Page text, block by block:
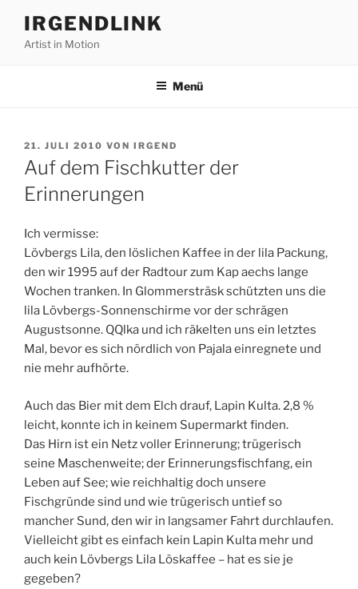
Inhalt
springen
IRGENDLINK
Artist in Motion
Menü
VERÖFFENTLICHT
AM
21. JULI 2010 VON IRGEND
Auf dem Fischkutter der
Erinnerungen
Ich vermisse:
Lövbergs Lila, den löslichen Kaffee in der lila Packung,
den wir 1995 auf der Radtour zum Kap aechs lange
Wochen tranken. In Glommersträsk schützten uns die
lila Lövbergs-Sonnenschirme vor der schrägen
Augustsonne. QQlka und ich räkelten uns ein letztes
Mal, bevor es sich nördlich von Pajala einregnete und
nie mehr aufhörte.
Auch das Bier mit dem Elch drauf, Lapin Kulta. 2,8 %
leicht, konnte ich in keinem Supermarkt finden.
Das Hirn ist ein Netz voller Erinnerung; trügerisch
seine Maschenweite; der Erinnerungsfischfang, ein
Leben auf See; wie reichhaltig doch unsere
Fischgründe sind und wie trügerisch untief so
mancher Sund, den wir in langsamer Fahrt durchlaufen.
Vielleicht gibt es einfach kein Lapin Kulta mehr und
auch kein Lövbergs Lila Löskaffee – hat es sie je
gegeben?